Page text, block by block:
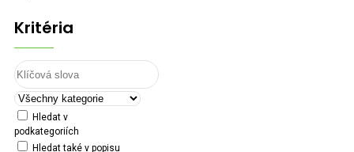
Kritéria
Hledat v
podkategoriích
Hledat také v popisu